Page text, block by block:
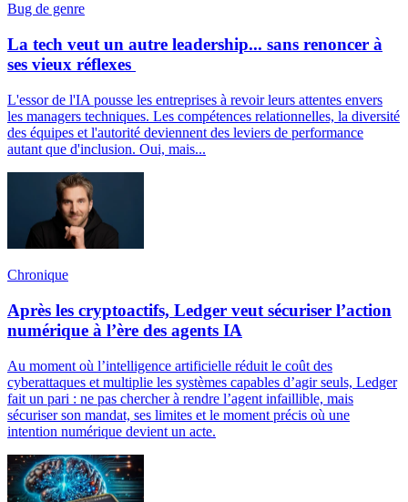
Bug de genre
La tech veut un autre leadership... sans renoncer à
ses vieux réflexes
L'essor de l'IA pousse les entreprises à revoir leurs attentes envers
les managers techniques. Les compétences relationnelles, la diversité
des équipes et l'autorité deviennent des leviers de performance
autant que d'inclusion. Oui, mais...
Chronique
Après les cryptoactifs, Ledger veut sécuriser l’action
numérique à l’ère des agents IA
Au moment où l’intelligence artificielle réduit le coût des
cyberattaques et multiplie les systèmes capables d’agir seuls, Ledger
fait un pari : ne pas chercher à rendre l’agent infaillible, mais
sécuriser son mandat, ses limites et le moment précis où une
intention numérique devient un acte.